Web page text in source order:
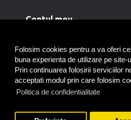
Folosim cookies pentru a va oferi
buna experienta de utilizare pe site-
Prin continuarea folosirii serviciilor
acceptati modul prin care folosim
Politica de confidentialitate
contul meu